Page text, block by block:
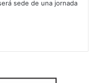
sede de una jornada